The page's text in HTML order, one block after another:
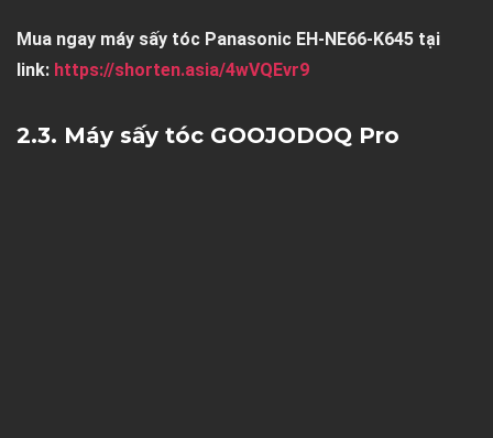
Mua ngay máy sấy tóc Panasonic EH-NE66-K645 tại
link: https://shorten.asia/4wVQEvr9
2.3. Máy sấy tóc GOOJODOQ Pro